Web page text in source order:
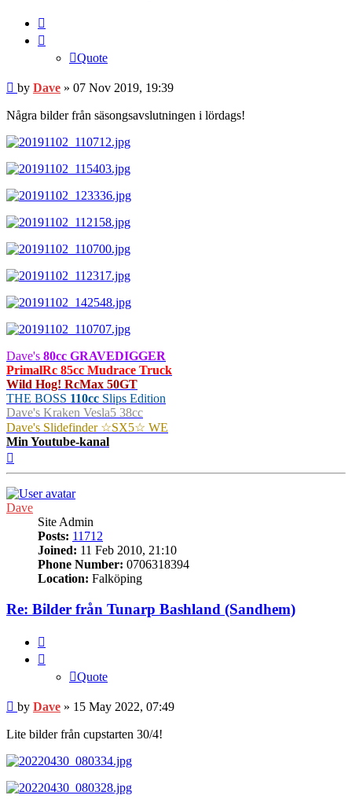
Quote
Post
by Dave » 07 Nov 2019, 19:39
Några bilder från säsongsavslutningen i lördags!
Dave's 80cc GRAVEDIGGER
PrimalRc 85cc Mudrace Truck
Wild Hog! RcMax 50GT
THE BOSS 110cc Slips Edition
Dave's Kraken Vesla5 38cc
Dave's Slidefinder ☆SX5☆ WE
Min Youtube-kanal
Dave
Site Admin
Posts: 11712
Joined: 11 Feb 2010, 21:10
Phone Number: 0706318394
Location: Falköping
Re: Bilder från Tunarp Bashland (Sandhem)
Quote
Post
by Dave » 15 May 2022, 07:49
Lite bilder från cupstarten 30/4!